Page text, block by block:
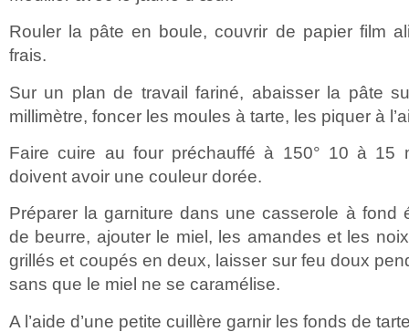
Rouler la pâte en boule, couvrir de papier film
frais.
Sur un plan de travail fariné, abaisser la pâte
millimètre, foncer les moules à tarte, les piquer à
Faire cuire au four préchauffé à 150° 10 à 15
doivent avoir une couleur dorée.
Préparer la garniture dans une casserole à fond
de beurre, ajouter le miel, les amandes et les
grillés et coupés en deux, laisser sur feu doux
sans que le miel ne se caramélise.
A l’aide d’une petite cuillère garnir les fonds de